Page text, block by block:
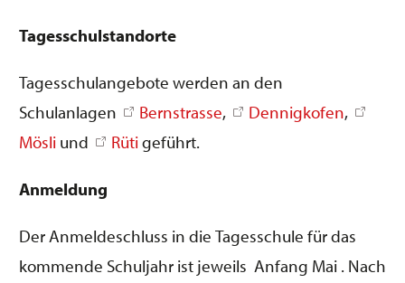
Tagesschulstandorte
Tagesschulangebote werden an den
Schulanlagen
Bernstrasse, Dennigkofen,
Mösli und Rütigeführt.
Anmeldung
Der Anmeldeschluss in die Tagesschule für das
kommende Schuljahr ist jeweils Anfang Mai . Nach